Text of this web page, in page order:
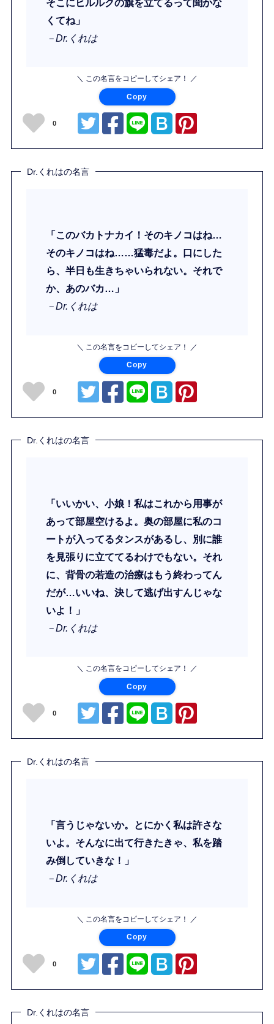
そこにヒルルクの旗を立てるって聞かな
くてね」
－Dr.くれは
＼ この名言をコピーしてシェア！ ／
Copy
0
Dr.くれはの名言
「このバカトナカイ！そのキノコはね…
そのキノコはね……猛毒だよ。口にした
ら、半日も生きちゃいられない。それで
か、あのバカ…」
－Dr.くれは
＼ この名言をコピーしてシェア！ ／
Copy
0
Dr.くれはの名言
「いいかい、小娘！私はこれから用事が
あって部屋空けるよ。奥の部屋に私のコ
ートが入ってるタンスがあるし、別に誰
を見張りに立ててるわけでもない。それ
に、背骨の若造の治療はもう終わってん
だが…いいね、決して逃げ出すんじゃな
いよ！」
－Dr.くれは
＼ この名言をコピーしてシェア！ ／
Copy
0
Dr.くれはの名言
「言うじゃないか。とにかく私は許さな
いよ。そんなに出て行きたきゃ、私を踏
み倒していきな！」
－Dr.くれは
＼ この名言をコピーしてシェア！ ／
Copy
0
Dr.くれはの名言